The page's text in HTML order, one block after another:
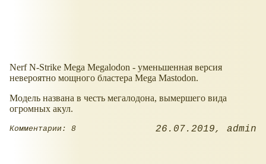
Nerf N-Strike Mega Megalodon - уменьшенная версия
невероятно мощного бластера Mega Mastodon.
Модель названа в честь мегалодона, вымершего вида
огромных акул.
Комментарии: 8 26.07.2019 admin